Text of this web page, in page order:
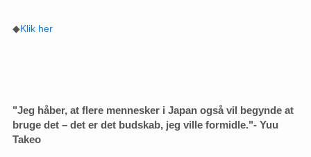
◆Klik her
"Jeg håber, at flere mennesker i Japan også vil begynde at
bruge det – det er det budskab, jeg ville formidle."- Yuu
Takeo